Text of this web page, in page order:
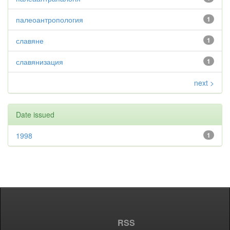
1
палеоантропология
1
славяне
1
славянизация
next >
Date issued
1
1998
RSS